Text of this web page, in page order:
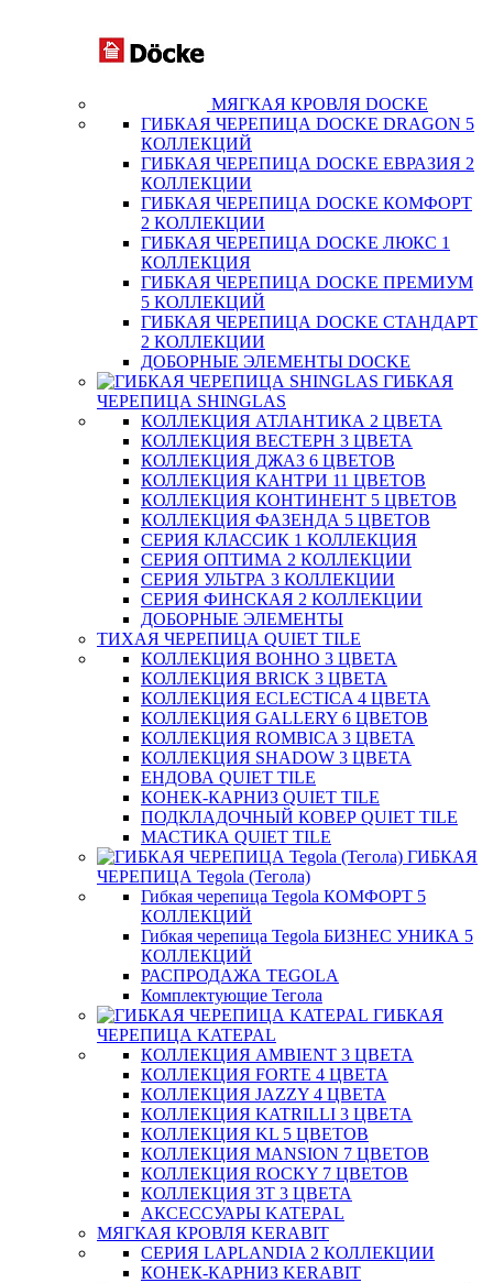
МЯГКАЯ КРОВЛЯ DOCKE
ГИБКАЯ ЧЕРЕПИЦА DOCKE DRAGON 5
КОЛЛЕКЦИЙ
ГИБКАЯ ЧЕРЕПИЦА DOCKE ЕВРАЗИЯ 2
КОЛЛЕКЦИИ
ГИБКАЯ ЧЕРЕПИЦА DOCKE КОМФОРТ
2 КОЛЛЕКЦИИ
ГИБКАЯ ЧЕРЕПИЦА DOCKE ЛЮКС 1
КОЛЛЕКЦИЯ
ГИБКАЯ ЧЕРЕПИЦА DOCKE ПРЕМИУМ
5 КОЛЛЕКЦИЙ
ГИБКАЯ ЧЕРЕПИЦА DOCKE СТАНДАРТ
2 КОЛЛЕКЦИИ
ДОБОРНЫЕ ЭЛЕМЕНТЫ DOCKE
ГИБКАЯ
ЧЕРЕПИЦА SHINGLAS
КОЛЛЕКЦИЯ АТЛАНТИКА 2 ЦВЕТА
КОЛЛЕКЦИЯ ВЕСТЕРН 3 ЦВЕТА
КОЛЛЕКЦИЯ ДЖАЗ 6 ЦВЕТОВ
КОЛЛЕКЦИЯ КАНТРИ 11 ЦВЕТОВ
КОЛЛЕКЦИЯ КОНТИНЕНТ 5 ЦВЕТОВ
КОЛЛЕКЦИЯ ФАЗЕНДА 5 ЦВЕТОВ
СЕРИЯ КЛАССИК 1 КОЛЛЕКЦИЯ
СЕРИЯ ОПТИМА 2 КОЛЛЕКЦИИ
СЕРИЯ УЛЬТРА 3 КОЛЛЕКЦИИ
СЕРИЯ ФИНСКАЯ 2 КОЛЛЕКЦИИ
ДОБОРНЫЕ ЭЛЕМЕНТЫ
ТИХАЯ ЧЕРЕПИЦА QUIET TILE
КОЛЛЕКЦИЯ BOHHO 3 ЦВЕТА
КОЛЛЕКЦИЯ BRICK 3 ЦВЕТА
КОЛЛЕКЦИЯ ECLECTICA 4 ЦВЕТА
КОЛЛЕКЦИЯ GALLERY 6 ЦВЕТОВ
КОЛЛЕКЦИЯ ROMBICA 3 ЦВЕТА
КОЛЛЕКЦИЯ SHADOW 3 ЦВЕТА
ЕНДОВА QUIET TILE
КОНЕК-КАРНИЗ QUIET TILE
ПОДКЛАДОЧНЫЙ КОВЕР QUIET TILE
МАСТИКА QUIET TILE
ГИБКАЯ
ЧЕРЕПИЦА Tegola (Тегола)
Гибкая черепица Tegola КОМФОРТ 5
КОЛЛЕКЦИЙ
Гибкая черепица Tegola БИЗНЕС УНИКА 5
КОЛЛЕКЦИЙ
РАСПРОДАЖА TEGOLA
Комплектующие Тегола
ГИБКАЯ
ЧЕРЕПИЦА KATEPAL
КОЛЛЕКЦИЯ AMBIENT 3 ЦВЕТА
КОЛЛЕКЦИЯ FORTE 4 ЦВЕТА
КОЛЛЕКЦИЯ JAZZY 4 ЦВЕТА
КОЛЛЕКЦИЯ KATRILLI 3 ЦВЕТА
КОЛЛЕКЦИЯ KL 5 ЦВЕТОВ
КОЛЛЕКЦИЯ MANSION 7 ЦВЕТОВ
КОЛЛЕКЦИЯ ROCKY 7 ЦВЕТОВ
КОЛЛЕКЦИЯ ЗТ 3 ЦВЕТА
АКСЕССУАРЫ KATEPAL
МЯГКАЯ КРОВЛЯ KERABIT
СЕРИЯ LAPLANDIA 2 КОЛЛЕКЦИИ
КОНЕК-КАРНИЗ KERABIT